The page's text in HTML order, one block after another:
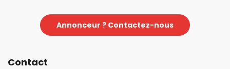
Annonceur ? Contactez-nous
Contact